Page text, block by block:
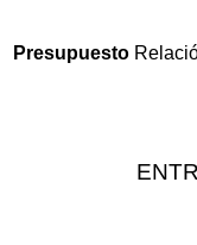
Presupuesto